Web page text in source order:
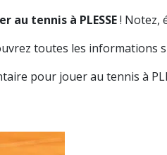
au tennis à PLESSE! Notez,
toutes les informations
pour jouer au tennis à